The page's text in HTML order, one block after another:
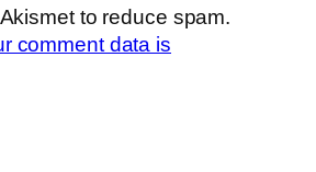
to reduce spam.
comment data is